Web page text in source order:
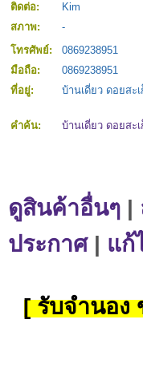
ติดต่อ:
Kim
สภาพ:
-
โทรศัพย์:
0869238951
มือถือ:
0869238951
ที่อยู่:
บ้านเดี่ยว ดอยสะ
คำค้น: บ้านเดี่ยว ดอยสะ
ดูสินค้าอื่นๆ |
ประกาศ| แก้
[ รับจำนอง